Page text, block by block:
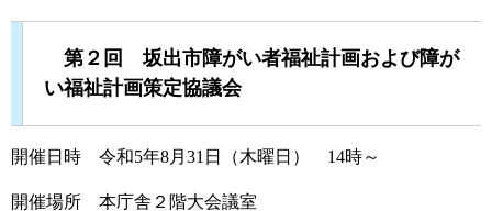
第２回 坂出市障がい者福祉計画および障が
い福祉計画策定協議会
開催日時 令和5年8月31日（木曜日） 14時～
開催場所 本庁舎２階大会議室